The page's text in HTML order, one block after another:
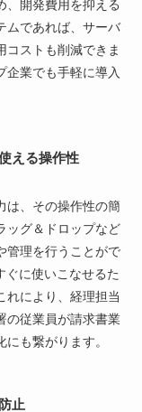
、開発費用を抑える
ムであれば、サーバ
コストも削減できま
企業でも手軽に導入
える操作性
は、その操作性の簡
ッグ＆ドロップなど
管理を行うことがで
ぐに使いこなせるた
れにより、経理担当
の従業員が請求書業
も繋がります。
止